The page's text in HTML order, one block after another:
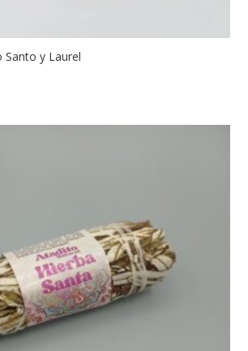
Santo y Laurel